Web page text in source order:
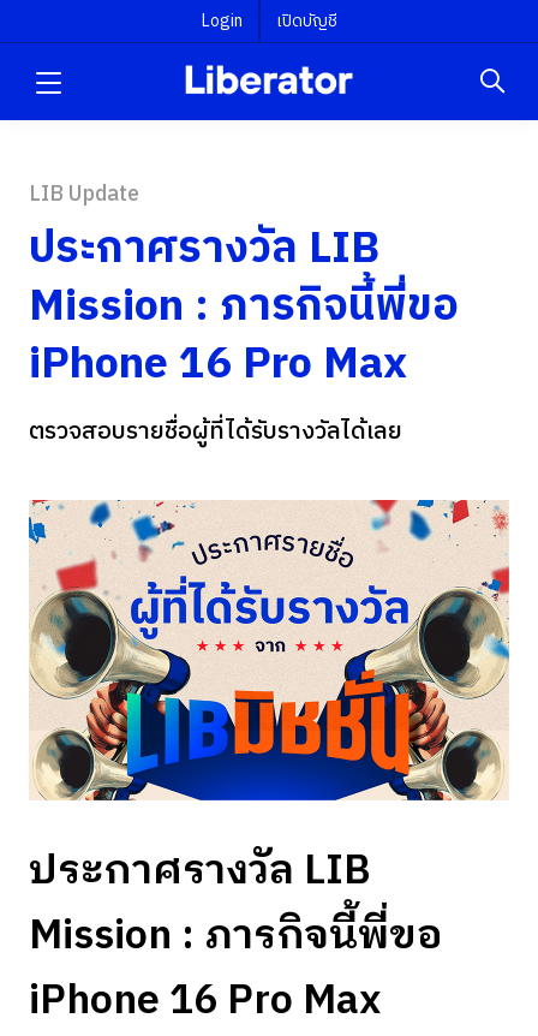
Login เปิดบัญชี
LIB Update
ประกาศรางวัล LIB
Mission : ภารกิจนี้พี่ขอ
iPhone 16 Pro Max
ตรวจสอบรายชื่อผู้ที่ได้รับรางวัลได้เลย
ประกาศรางวัล LIB
Mission : ภารกิจนี้พี่ขอ
iPhone 16 Pro Max